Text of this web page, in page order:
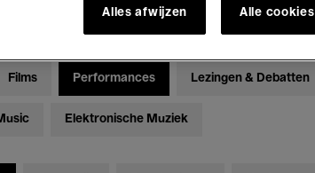
Films Performances Lezingen & Debatten
Elektronische Muziek
Alles afwijzen Alle